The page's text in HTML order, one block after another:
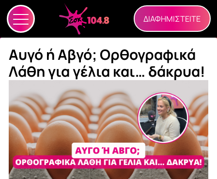
ΔΙΑΦΗΜΙΣΤΕΙΤΕ
Αυγό ή Αβγό; Ορθογραφικά
Λάθη για γέλια και… δάκρυα!